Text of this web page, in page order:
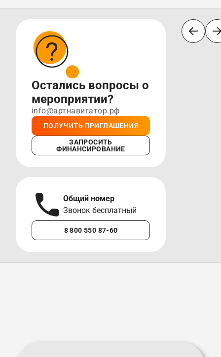
Остались вопросы о
мероприятии?
info@артнавигатор.рф
ПОЛУЧИТЬ ПРИГЛАШЕНИЯ
ЗАПРОСИТЬ
ФИНАНСИРОВАНИЕ
Общий номер
Звонок бесплатный
8 800 550 87-60